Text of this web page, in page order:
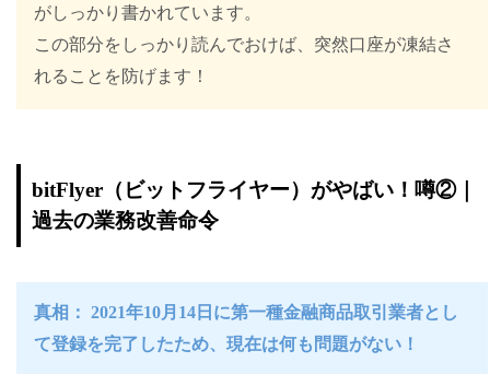
がしっかり書かれています。
この部分をしっかり読んでおけば、突然口座が凍結さ
れることを防げます！
bitFlyer（ビットフライヤー）がやばい！噂②｜
過去の業務改善命令
真相： 2021年10月14日に第一種金融商品取引業者とし
て登録を完了したため、現在は何も問題がない！